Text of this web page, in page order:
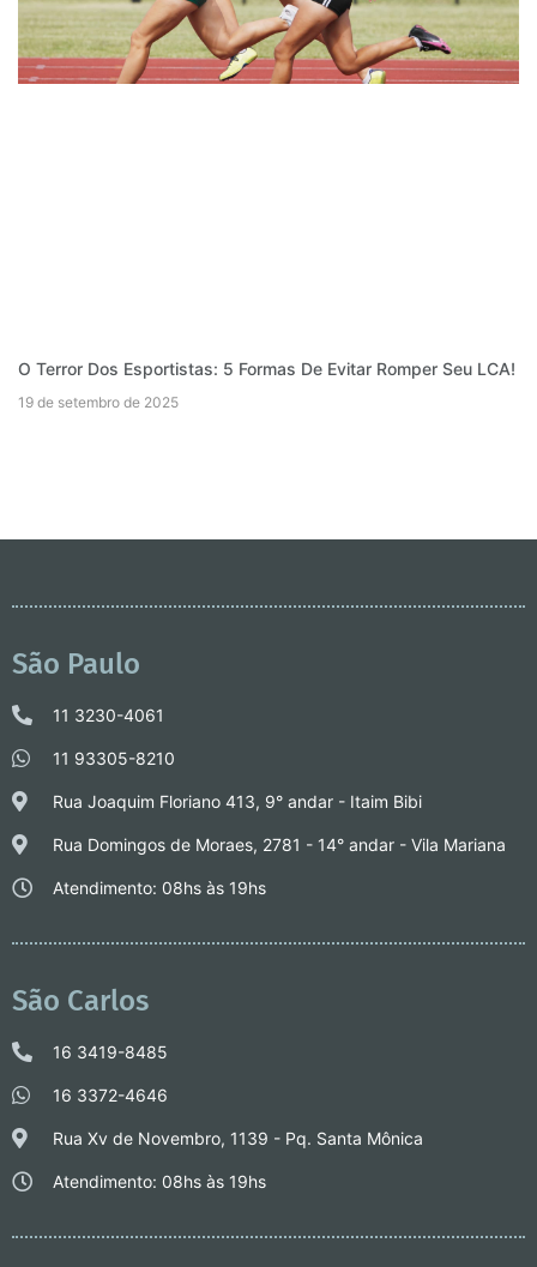
O Terror Dos Esportistas: 5 Formas De Evitar Romper Seu LCA!
19 de setembro de 2025
São Paulo
11 3230-4061
11 93305-8210
Rua Joaquim Floriano 413, 9° andar - Itaim Bibi
Rua Domingos de Moraes, 2781 - 14° andar - Vila Mariana
Atendimento: 08hs às 19hs
São Carlos
16 3419-8485
16 3372-4646
Rua Xv de Novembro, 1139 - Pq. Santa Mônica
Atendimento: 08hs às 19hs